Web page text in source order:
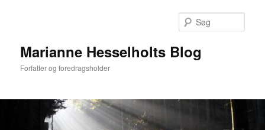
Marianne Hesselholts Blog
Forfatter og foredragsholder